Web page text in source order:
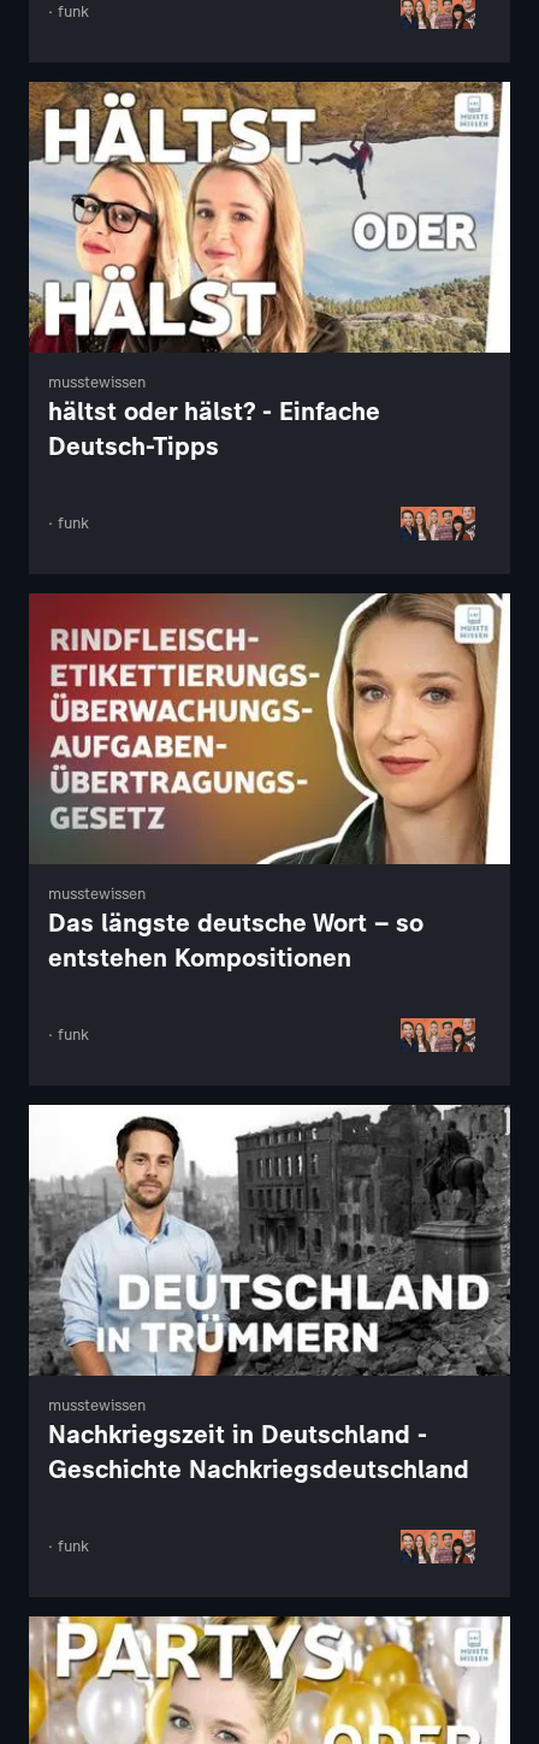
· funk
musstewissen
hältst oder hälst? - Einfache
Deutsch-Tipps
· funk
musstewissen
Das längste deutsche Wort – so
entstehen Kompositionen
· funk
musstewissen
Nachkriegszeit in Deutschland -
Geschichte Nachkriegsdeutschland
· funk